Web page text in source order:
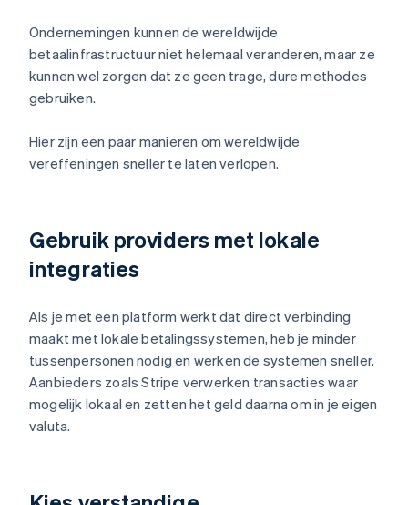
Ondernemingen kunnen de wereldwijde
betaalinfrastructuur niet helemaal veranderen, maar ze
kunnen wel zorgen dat ze geen trage, dure methodes
gebruiken.
Hier zijn een paar manieren om wereldwijde
vereffeningen sneller te laten verlopen.
Gebruik providers met lokale
integraties
Als je met een platform werkt dat direct verbinding
maakt met lokale betalingssystemen, heb je minder
tussenpersonen nodig en werken de systemen sneller.
Aanbieders zoals Stripe verwerken transacties waar
mogelijk lokaal en zetten het geld daarna om in je eigen
valuta.